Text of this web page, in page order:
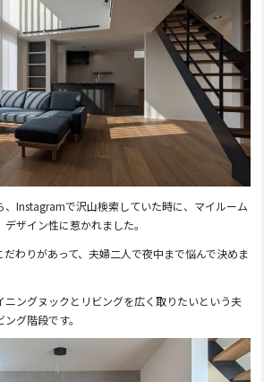
、Instagramで沢山検索していた時に、マイルーム
ザイン性に惹かれました。
わりがあって、夫婦二人で夜中まで悩んで決めま
ニングヌックとリビングを広く取りたいという夫
グ階段です。